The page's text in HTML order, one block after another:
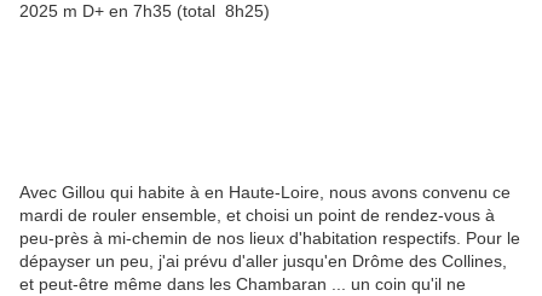
2025 m D+ en 7h35 (total 8h25)
Avec Gillou qui habite à en Haute-Loire, nous avons convenu ce
mardi de rouler ensemble, et choisi un point de rendez-vous à
peu-près à mi-chemin de nos lieux d'habitation respectifs. Pour le
dépayser un peu, j'ai prévu d'aller jusqu'en Drôme des Collines,
et peut-être même dans les Chambaran ... un coin qu'il ne